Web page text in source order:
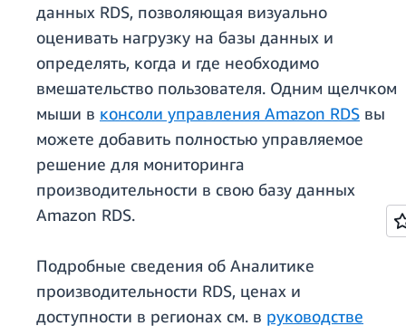
данных RDS, позволяющая визуально
оценивать нагрузку на базы данных и
определять, когда и где необходимо
вмешательство пользователя. Одним щелчком
мыши в консоли управления Amazon RDS вы
можете добавить полностью управляемое
решение для мониторинга
производительности в свою базу данных
Amazon RDS.
Подробные сведения об Аналитике
производительности RDS, ценах и
доступности в регионах см. в руководстве